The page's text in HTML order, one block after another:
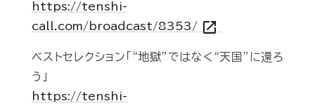
https://tenshi-
call.com/broadcast/8353/ open_in_new
ベストセレクション「“地獄”ではなく“天国”に還ろ
う」
https://tenshi-